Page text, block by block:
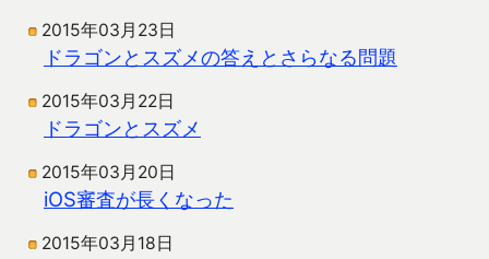
2015年03月23日
ドラゴンとスズメの答えとさらなる問題
2015年03月22日
ドラゴンとスズメ
2015年03月20日
iOS審査が長くなった
2015年03月18日